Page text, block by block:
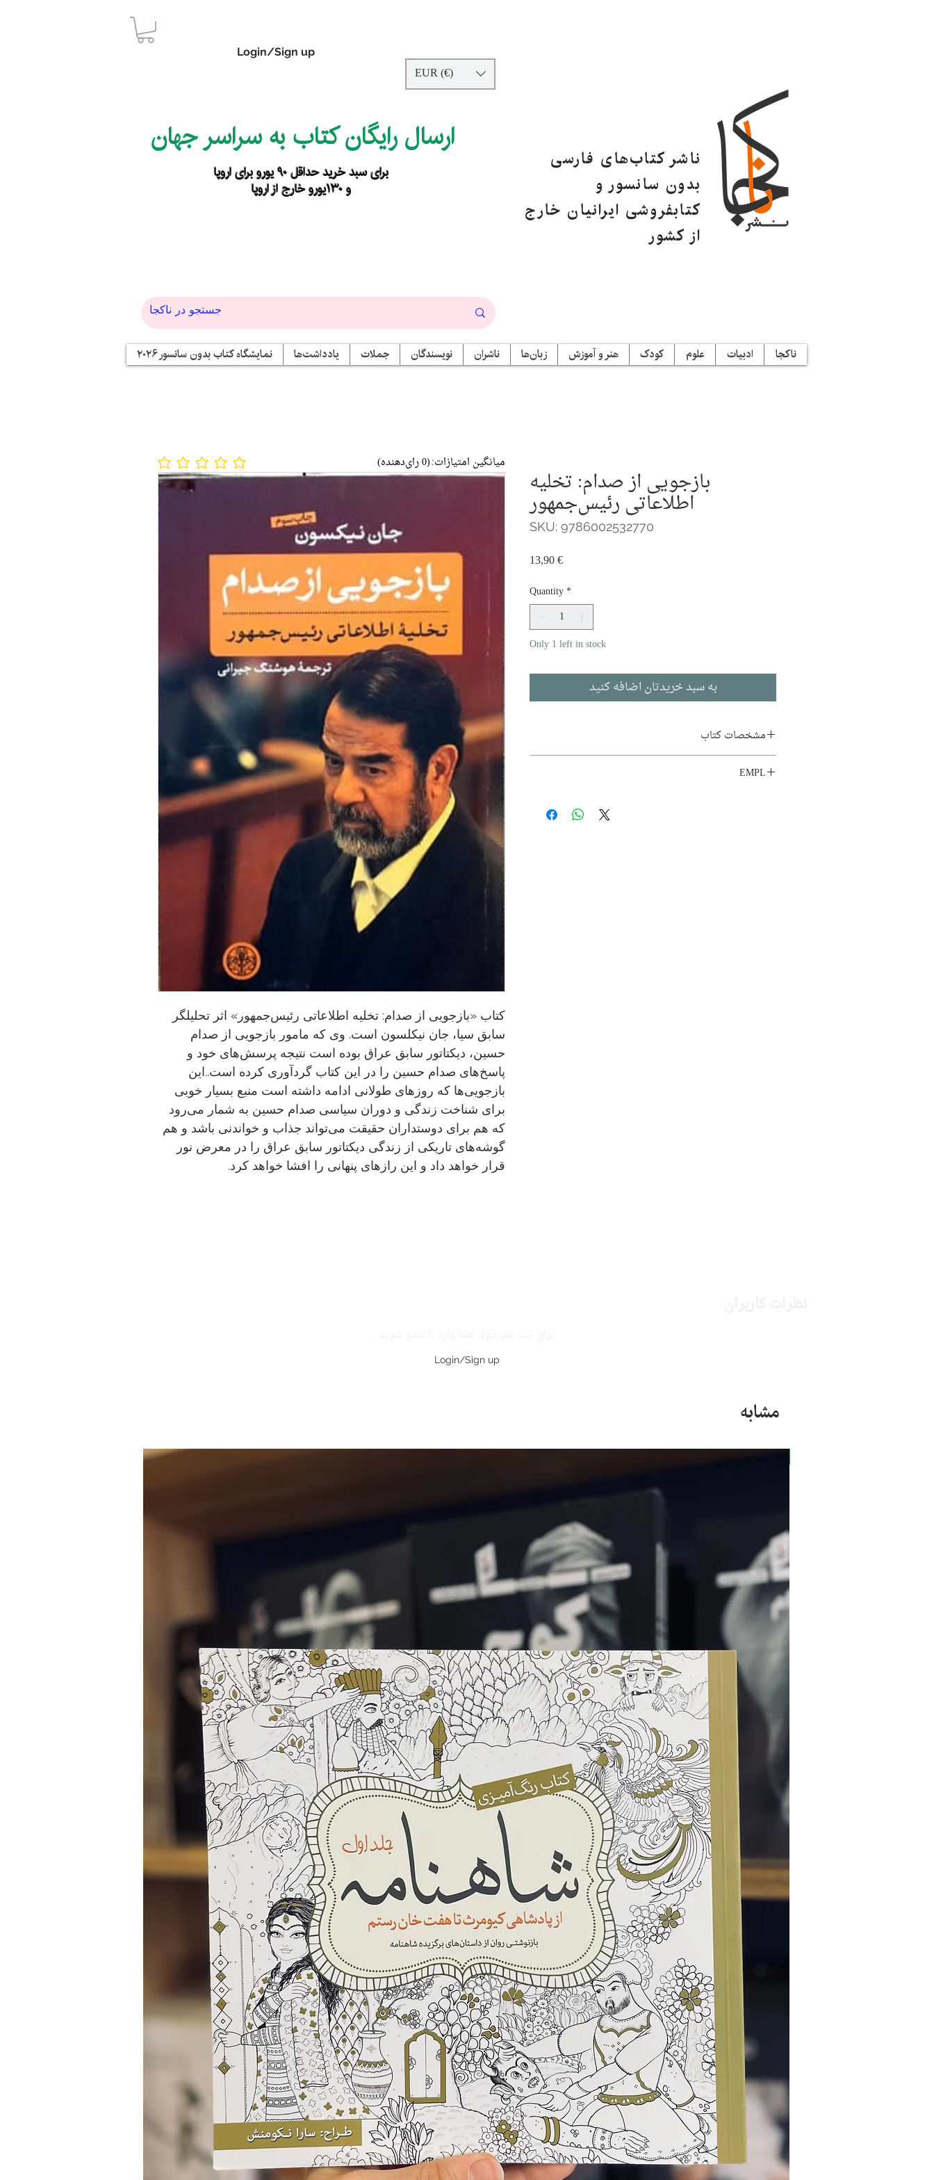
Login/Sign up
EUR (€)
ارسال رایگان کتاب به سراسر جهان
برای سبد خرید حداقل ۹۰ یورو برای اروپا
و ۱۳۰یورو خارج از اروپا
ناشر کتاب‌های فارسی
بدون سانسور و
کتابفروشی ایرانیان خارج
از کشور
ناکجا ادبیات علوم کودک هنر و آموزش زبان‌ها ناشران نویسندگان جملات یادداشت‌ها نمایشگاه کتاب بدون سانسور ۲۰۲۶
کتاب «بازجویی از صدام: تخلیه اطلاعاتی رئیس‌جمهور» اثر تحلیلگر
سابق سیا، جان نیکلسون است. وی که مامور بازجویی از صدام
حسین، دیکتاتور سابق عراق بوده است نتیجه پرسش‌های خود و
پاسخ‌های صدام حسین را در این کتاب گردآوری کرده است. . این
بازجویی‌ها که روزهای طولانی ادامه داشته است منبع بسیار خوبی
برای شناخت زندگی و دوران سیاسی صدام حسین به شمار می‌رود
که هم برای دوستداران حقیقت می‌تواند جذاب و خواندنی باشد و هم
گوشه‌های تاریکی از زندگی دیکتاتور سابق عراق را در معرض نور
قرار خواهد داد و این رازهای پنهانی را افشا خواهد کرد.
بازجویی از صدام: تخلیه
اطلاعاتی رئیس‌جمهور
SKU: 9786002532770
13,90 €Price
Quantity*
Only 1 left in stock
به سبد خریدتان اضافه کنید
مشخصات کتاب
نویسنده:
EMPL
No ratings yet میانگین امتیازات:(0 رای‌دهنده)
Login/Sign up
مشابه